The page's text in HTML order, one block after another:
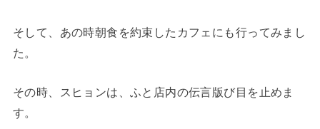
そして、あの時朝食を約束したカフェにも行ってみまし
た。
その時、スヒョンは、ふと店内の伝言版び目を止めま
す。